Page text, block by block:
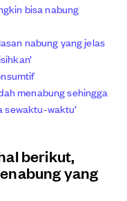
bisa nabung
nabung yang jelas
menabung sehingga
sewaktu-waktu’
berikut,
yang